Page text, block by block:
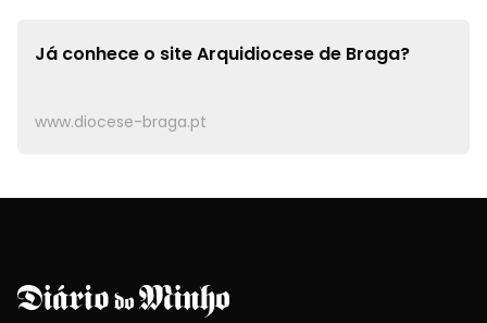
Já conhece o siteArquidiocese de Braga?
www.diocese-braga.pt